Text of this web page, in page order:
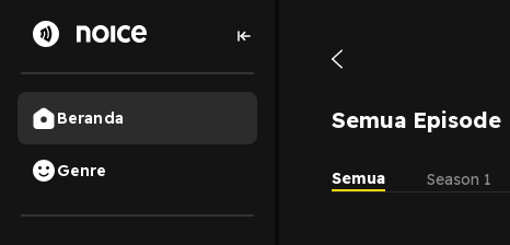
Beranda
Genre
Semua Episode
Semua Season 1